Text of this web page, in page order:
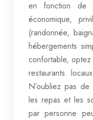
en fonction de
économique,
(randonnée,
hébergements
confortable,
restaurants
N’oubliez pas
les repas et les
par personne